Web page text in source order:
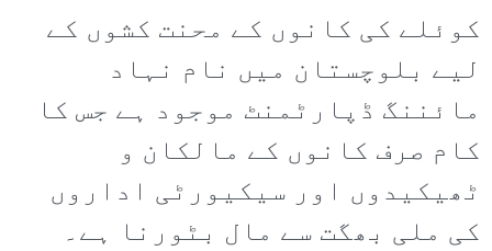
کوئلے کی کانوں کے محنت کشوں کے
لیے بلوچستان میں نام نہاد
مائننگ ڈپارٹمنٹ موجود ہے جس کا
کام صرف کانوں کے مالکان و
ٹھیکیدوں اور سیکیورٹی اداروں
کی ملی بھگت سے مال بٹورنا ہے۔